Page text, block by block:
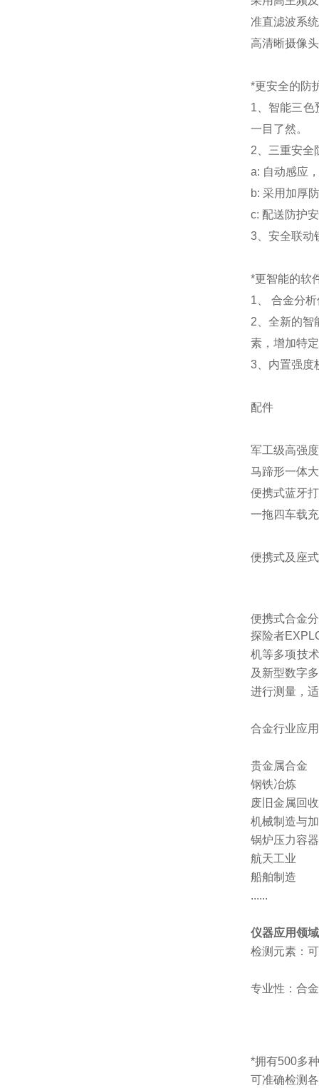
准直滤波系
高清晰摄像
*更安全的防
1、智能三色
一目了然。
2、三重安全
a: 自动感应
b: 采用加厚
c: 配送防护
3、安全联动
*更智能的软
1、 合金分
2、全新的智
素，增加特
3、内置强度
配件
军工级高强
马蹄形一体
便携式蓝牙
一拖四车载
便携式及座
便携式合金
探险者
机等多项技
及新型数字
进行测量，
合金行业应用
贵金属合金
钢铁冶炼
废旧金属回收
机械制造与
锅炉压力容器
航天工业
船舶制造
......
仪器应用领
检测元素：
专业性：合
*拥有500多
可准确检测